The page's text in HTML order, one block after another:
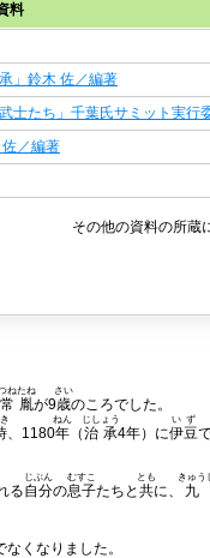
料
」鈴木 佐／編著
士たち」千葉氏サミット実行
／編著
その他の資料の所蔵
常胤
ねたね
が9歳
さい
のころでした。
、1180年
ねん
（治承
じしょう
4年）に伊豆
いず
る自分
じぶん
の息子
むすこ
たちと共
とも
に、 九
きゅう
なくなりました。